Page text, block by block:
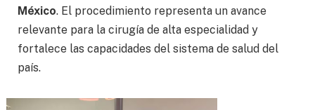
México. El procedimiento representa un avance
relevante para la cirugía de alta especialidad y
fortalece las capacidades del sistema de salud del
país.